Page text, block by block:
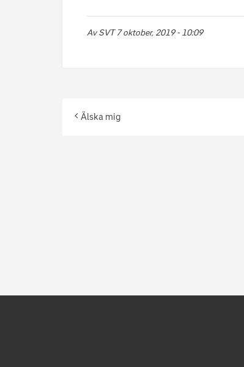
AvSVT 7 oktober, 2019 - 10:09
Älska mig